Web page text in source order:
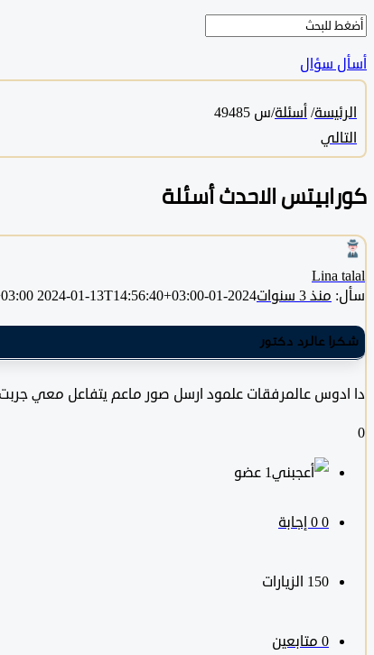
أسأل سؤال
الرئيسة/أسئلة/س 49485
التالي
كورابيتس الاحدث أسئلة
Lina talal
سأل: منذ 3 سنوات 2024-01-13T14:56:40+03:00
2024-01-13T14:56:40+03:00
شكرا عالرد دكتور
دا ادوس عالمرفقات علمود ارسل صور ماعم يتفاعل معي
0
‫1 عضو
0‫0 إجابة
150 الزيارات
0 متابعين